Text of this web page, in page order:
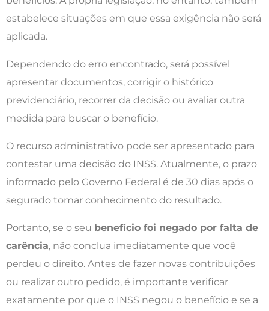
estabelece situações em que essa exigência não será
aplicada.
Dependendo do erro encontrado, será possível
apresentar documentos, corrigir o histórico
previdenciário, recorrer da decisão ou avaliar outra
medida para buscar o benefício.
O recurso administrativo pode ser apresentado para
contestar uma decisão do INSS. Atualmente, o prazo
informado pelo Governo Federal é de 30 dias após o
segurado tomar conhecimento do resultado.
Portanto, se o seu benefício foi negado por falta de
carência, não conclua imediatamente que você
perdeu o direito. Antes de fazer novas contribuições
ou realizar outro pedido, é importante verificar
exatamente por que o INSS negou o benefício e se a